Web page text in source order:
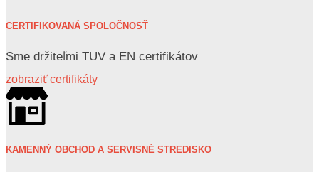
CERTIFIKOVANÁ SPOLOČNOSŤ
Sme držiteľmi TUV a EN certifikátov
zobraziť certifikáty
KAMENNÝ OBCHOD A SERVISNÉ STREDISKO